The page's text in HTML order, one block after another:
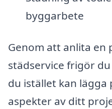
byggarbete
Genom att anlita en
städservice frigör
du istället kan lägga
aspekter av ditt